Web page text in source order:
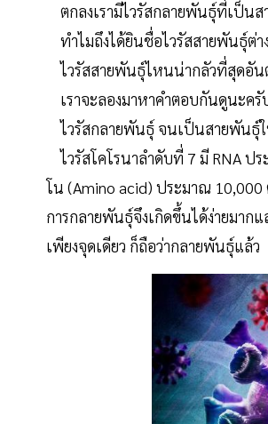
ตกลงเรามีไวรัสกลายพันธุ์ที่เป็น
ทำไมถึงได้ยินชื่อไวรัสสายพันธุ์ต่า
ไวรัสสายพันธุ์ไหนน่ากลัวที่สุดอัน
เราจะลองมาหาคำตอบกันดูนะครั
ไวรัสกลายพันธุ์ จนเป็นสายพันธุ์ใ
ไวรัสโคโรนาลำดับที่ 7 มี RNA ป
โน (Amino acid) ประมาณ
การกลายพันธุ์จึงเกิดขึ้นได้ง่ายมา
เพียงจุดเดียว ก็ถือว่ากลายพันธุ์แล้ว